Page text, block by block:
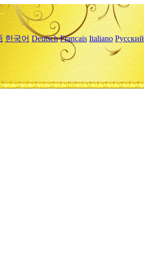
한국어 Deutsch Français Italiano Русский